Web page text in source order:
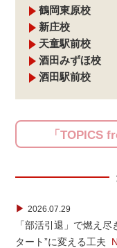
鶴岡東原校
新庄校
天童駅前校
酒田みずほ校
酒田駅前校
「TOPICS
▶ 2026.07.29
「部活引退」で燃え
タート”に変える工夫